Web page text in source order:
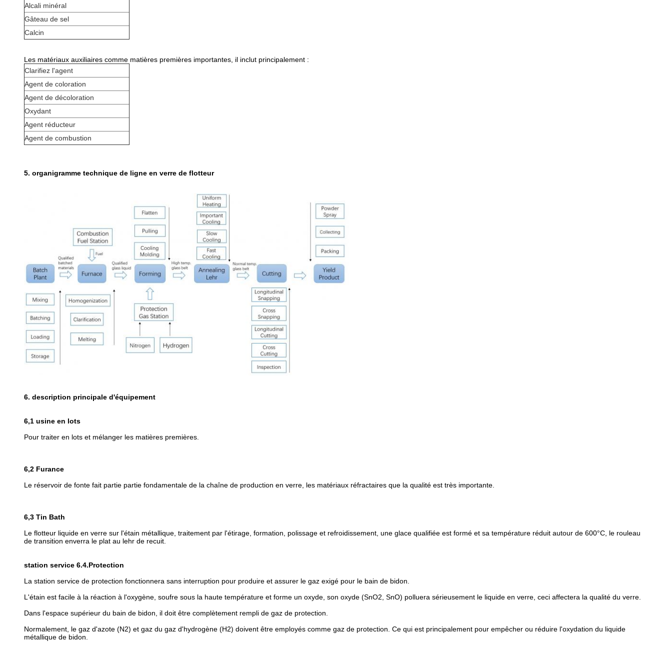
Alcali minéral
Gâteau de sel
Calcin
Les matériaux auxiliaires comme matières premières importantes, il inclut principalement :
Clarifiez l'agent
Agent de coloration
Agent de décoloration
Oxydant
Agent réducteur
Agent de combustion
5. organigramme technique de ligne en verre de flotteur
6. description principale d'équipement
6,1 usine en lots
Pour traiter en lots et mélanger les matières premières.
6,2 Furance
Le réservoir de fonte fait partie partie fondamentale de la chaîne de production en verre, les matériaux réfractaires que la qualité est très importante.
6,3 Tin Bath
Le flotteur liquide en verre sur l'étain métallique, traitement par l'étirage, formation, polissage et refroidissement, une glace qualifiée est formé et sa température réduit autour de 600°C, le rouleau
de transition enverra le plat au lehr de recuit.
station service 6.4.Protection
La station service de protection fonctionnera sans interruption pour produire et assurer le gaz exigé pour le bain de bidon.
L'étain est facile à la réaction à l'oxygène, soufre sous la haute température et forme un oxyde, son oxyde (SnO2, SnO) polluera sérieusement le liquide en verre, ceci affectera la qualité du verre.
Dans l'espace supérieur du bain de bidon, il doit être complètement rempli de gaz de protection.
Normalement, le gaz d'azote (N2) et gaz du gaz d'hydrogène (H2) doivent être employés comme gaz de protection. Ce qui est principalement pour empêcher ou réduire l'oxydation du liquide
métallique de bidon.